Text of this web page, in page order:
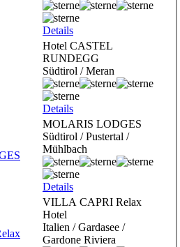
Details
Hotel CASTEL
RUNDEGG
Südtirol / Meran
Details
MOLARIS LODGES
Südtirol / Pustertal /
Mühlbach
Details
VILLA CAPRI Relax
Hotel
Italien / Gardasee /
Gardone Riviera